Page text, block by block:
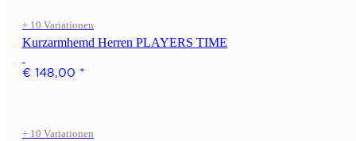
+ 10 Variationen
Kurzarmhemd Herren PLAYERS TIME
€ 148,00 *
+ 10 Variationen